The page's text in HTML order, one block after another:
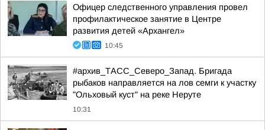
Офицер следственного управления провел
профилактическое занятие в Центре
развития детей «Архангел»
10:45
#архив_ТАСС_Северо_Запад. Бригада
рыбаков направляется на лов семги к участку
"Ольховый куст" на реке Неруте
10:31